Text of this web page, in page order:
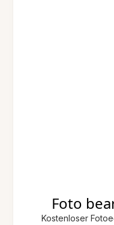
Foto
Kostenloser